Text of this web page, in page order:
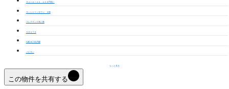
Ｓｕｒｐｌｕｓ ｏｎｅ門池Ⅰ
サンシャインタウン Ａ棟
フレグランス鴻ノ巣
ＣＯＡＴＳ
今町８丁目戸建
パピヨン
もっと見る
この物件を共有する